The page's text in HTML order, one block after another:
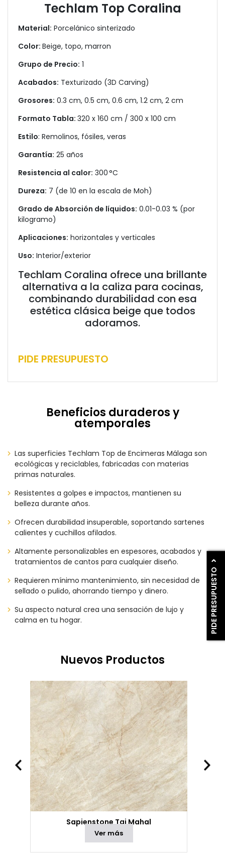
PIDE PRESUPUESTO
Techlam Top Coralina
Material: Porcelánico sinterizado
Color: Beige, topo, marron
Grupo de Precio: 1
Acabados: Texturizado (3D Carving)
Grosores: 0.3 cm, 0.5 cm, 0.6 cm, 1.2 cm, 2 cm
Formato Tabla: 320 x 160 cm / 300 x 100 cm
Estilo: Remolinos, fósiles, veras
Garantía: 25 años
Resistencia al calor: 300 °C
Dureza: 7 (de 10 en la escala de Moh)
Grado de Absorción de líquidos: 0.01-0.03 % (por
kilogramo)
Aplicaciones: horizontales y verticales
Uso: Interior/exterior
Techlam Coralina ofrece una brillante
alternativa a la caliza para cocinas,
combinando durabilidad con esa
estética clásica beige que todos
adoramos.
PIDE PRESUPUESTO
Beneficios duraderos y
atemporales
Las superficies Techlam Top de Encimeras Málaga son
ecológicas y reciclables, fabricadas con materias
primas naturales.
Resistentes a golpes e impactos, mantienen su
belleza durante años.
Ofrecen durabilidad insuperable, soportando sartenes
calientes y cuchillos afilados.
Altamente personalizables en espesores, acabados y
tratamientos de cantos para cualquier diseño.
Requieren mínimo mantenimiento, sin necesidad de
sellado o pulido, ahorrando tiempo y dinero.
Su aspecto natural crea una sensación de lujo y
calma en tu hogar.
Nuevos Productos
Sapienstone Taj Mahal
Ver más